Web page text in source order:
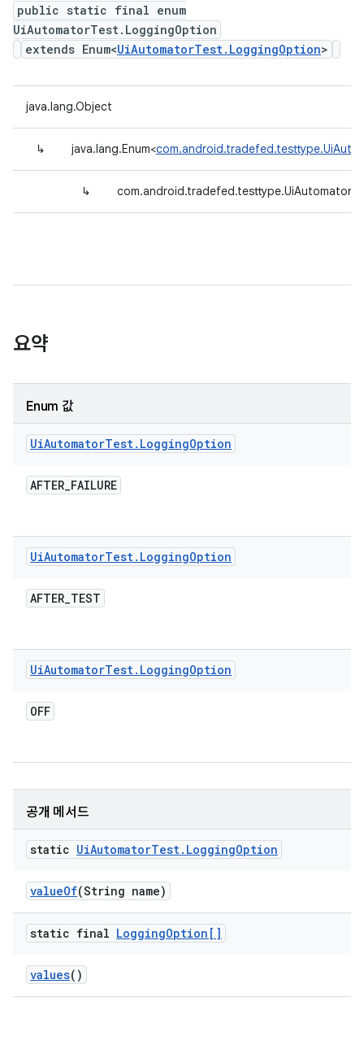
public static final enum
UiAutomatorTest.LoggingOption
extends Enum<UiAutomatorTest.LoggingOption>
java.lang.Object
↳ java.lang.Enum<
↳
요약
Enum 값
UiAutomatorTest. LoggingOption
AFTER_FAILURE
UiAutomatorTest. LoggingOption
AFTER_TEST
UiAutomatorTest. LoggingOption
OFF
공개 메서드
static UiAutomatorTest. LoggingOption
valueOf(String name)
static final LoggingOption[]
values()